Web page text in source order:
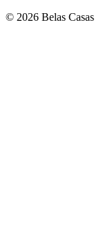
© 2026 Belas Casas